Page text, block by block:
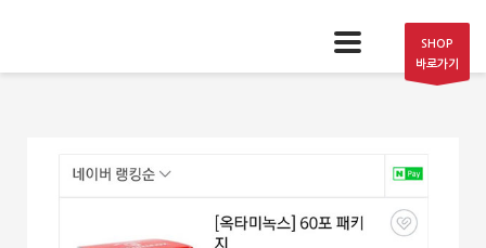
SHOP
바로가기